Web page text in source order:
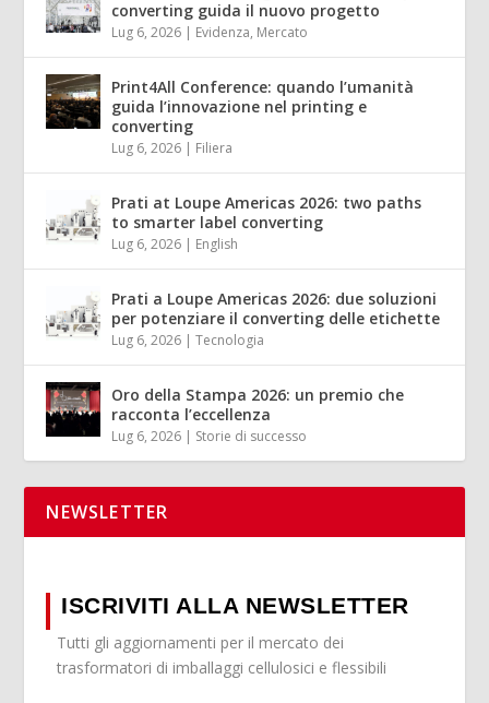
converting guida il nuovo progetto
Lug 6, 2026 | Evidenza, Mercato
Print4All Conference: quando l’umanità
guida l’innovazione nel printing e
converting
Lug 6, 2026 | Filiera
Prati at Loupe Americas 2026: two paths
to smarter label converting
Lug 6, 2026 | English
Prati a Loupe Americas 2026: due soluzioni
per potenziare il converting delle etichette
Lug 6, 2026 |Tecnologia
Oro della Stampa 2026: un premio che
racconta l’eccellenza
Lug 6, 2026 | Storie di successo
NEWSLETTER
ISCRIVITI ALLA NEWSLETTER
Tutti gli aggiornamenti per il mercato dei
trasformatori di imballaggi cellulosici e flessibili